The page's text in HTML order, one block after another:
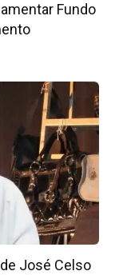
Fundo
José Celso